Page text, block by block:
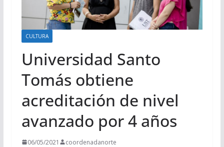
CULTURA
Universidad Santo
Tomás obtiene
acreditación de nivel
avanzado por 4 años
06/05/2021 coordenadanorte